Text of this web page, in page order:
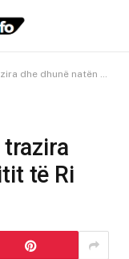
dhunë natën e Vitit të Ri
të Ri